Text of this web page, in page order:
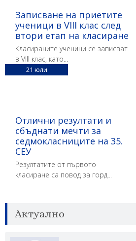
Записване на приетите
ученици в VIII клас след
втори етап на класиране
Класираните ученици се записват
в VIII клас, като...
21 юли
Отлични резултати и
сбъднати мечти за
седмокласниците на 35.
СЕУ
Резултатите от първото
класиране са повод за горд...
Актуално